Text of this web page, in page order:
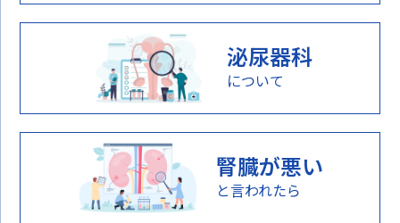
泌尿器科
について
腎臓が悪い
と言われたら